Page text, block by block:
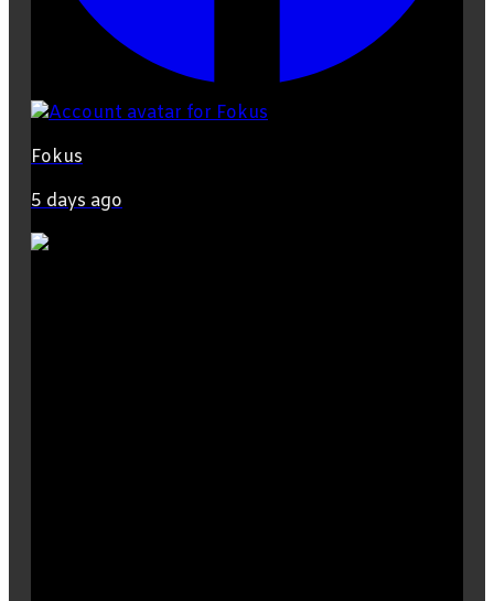
Fokus
5 days ago